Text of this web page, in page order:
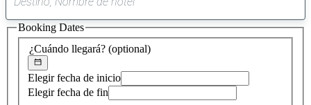
sugerencia
encontrada
¿Cuándo llegará? (optional)
Elegir fecha de inicio
Elegir fecha de fin
Booking Dates